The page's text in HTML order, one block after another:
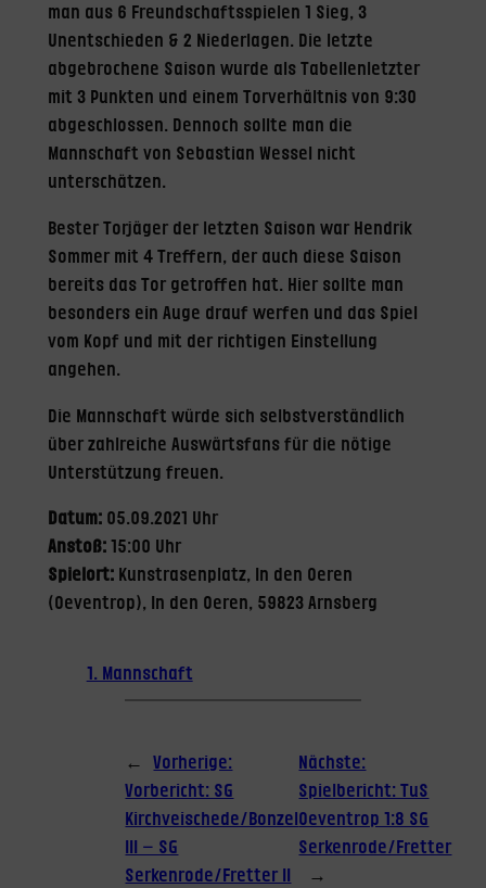
man aus 6 Freundschaftsspielen 1 Sieg, 3
Unentschieden & 2 Niederlagen. Die letzte
abgebrochene Saison wurde als Tabellenletzter
mit 3 Punkten und einem Torverhältnis von 9:30
abgeschlossen. Dennoch sollte man die
Mannschaft von Sebastian Wessel nicht
unterschätzen.
Bester Torjäger der letzten Saison war Hendrik
Sommer mit 4 Treffern, der auch diese Saison
bereits das Tor getroffen hat. Hier sollte man
besonders ein Auge drauf werfen und das Spiel
vom Kopf und mit der richtigen Einstellung
angehen.
Die Mannschaft würde sich selbstverständlich
über zahlreiche Auswärtsfans für die nötige
Unterstützung freuen.
Datum:05.09.2021 Uhr
Anstoß:15:00 Uhr
Spielort:Kunstrasenplatz, In den Oeren
(Oeventrop), In den Oeren, 59823 Arnsberg
1. Mannschaft
← Vorherige:
Vorbericht: SG
Kirchveischede/Bonzel
III – SG
Serkenrode/Fretter II
Nächste:
Spielbericht: TuS
Oeventrop 1:8 SG
Serkenrode/Fretter
→